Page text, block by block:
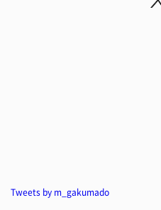
Tweets by m_gakumado